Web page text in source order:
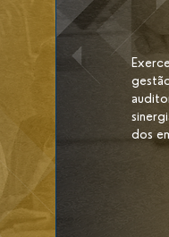
dos